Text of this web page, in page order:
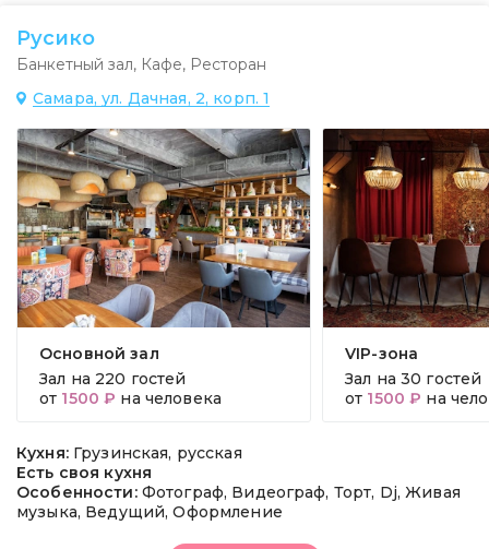
Русико
Банкетный зал, Кафе, Ресторан
Самара, ул. Дачная, 2, корп. 1
Основной зал
Зал на 220 гостей
от 1500 ₽ на человека
VIP-зона
Зал на 30 гостей
от 1500 ₽ на
Кухня: Грузинская, русская
Есть своя кухня
Особенности: Фотограф, Видеограф, Торт, Dj, Живая
музыка, Ведущий, Оформление